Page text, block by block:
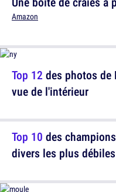
Amazon
Top 10 des
divers les plus
Top 12 des photos de
vue de l'intérieur